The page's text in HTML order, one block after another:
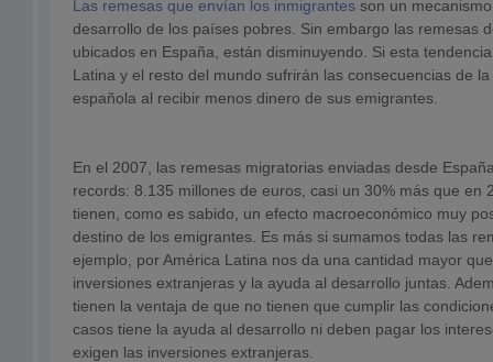
Las remesas que envían los inmigrantes son un
desarrollo de los países pobres. Sin embargo las remesas
ubicados en España, están disminuyendo. Si esta
Latina y el resto del mundo sufrirán las consecuencias de
española al recibir menos dinero de sus emigrantes.
En el 2007, las remesas migratorias enviadas desde
records: 8.135 millones de euros, casi un 30% más que en
tienen, como es sabido, un efecto macroeconómico muy
destino de los emigrantes. Es más si sumamos todas las
ejemplo, por América Latina nos da una cantidad mayor
inversiones extranjeras y la ayuda al desarrollo juntas.
tienen la ventaja de que no tienen que cumplir las
casos tiene la ayuda al desarrollo ni deben pagar los
exigen las inversiones extranjeras.